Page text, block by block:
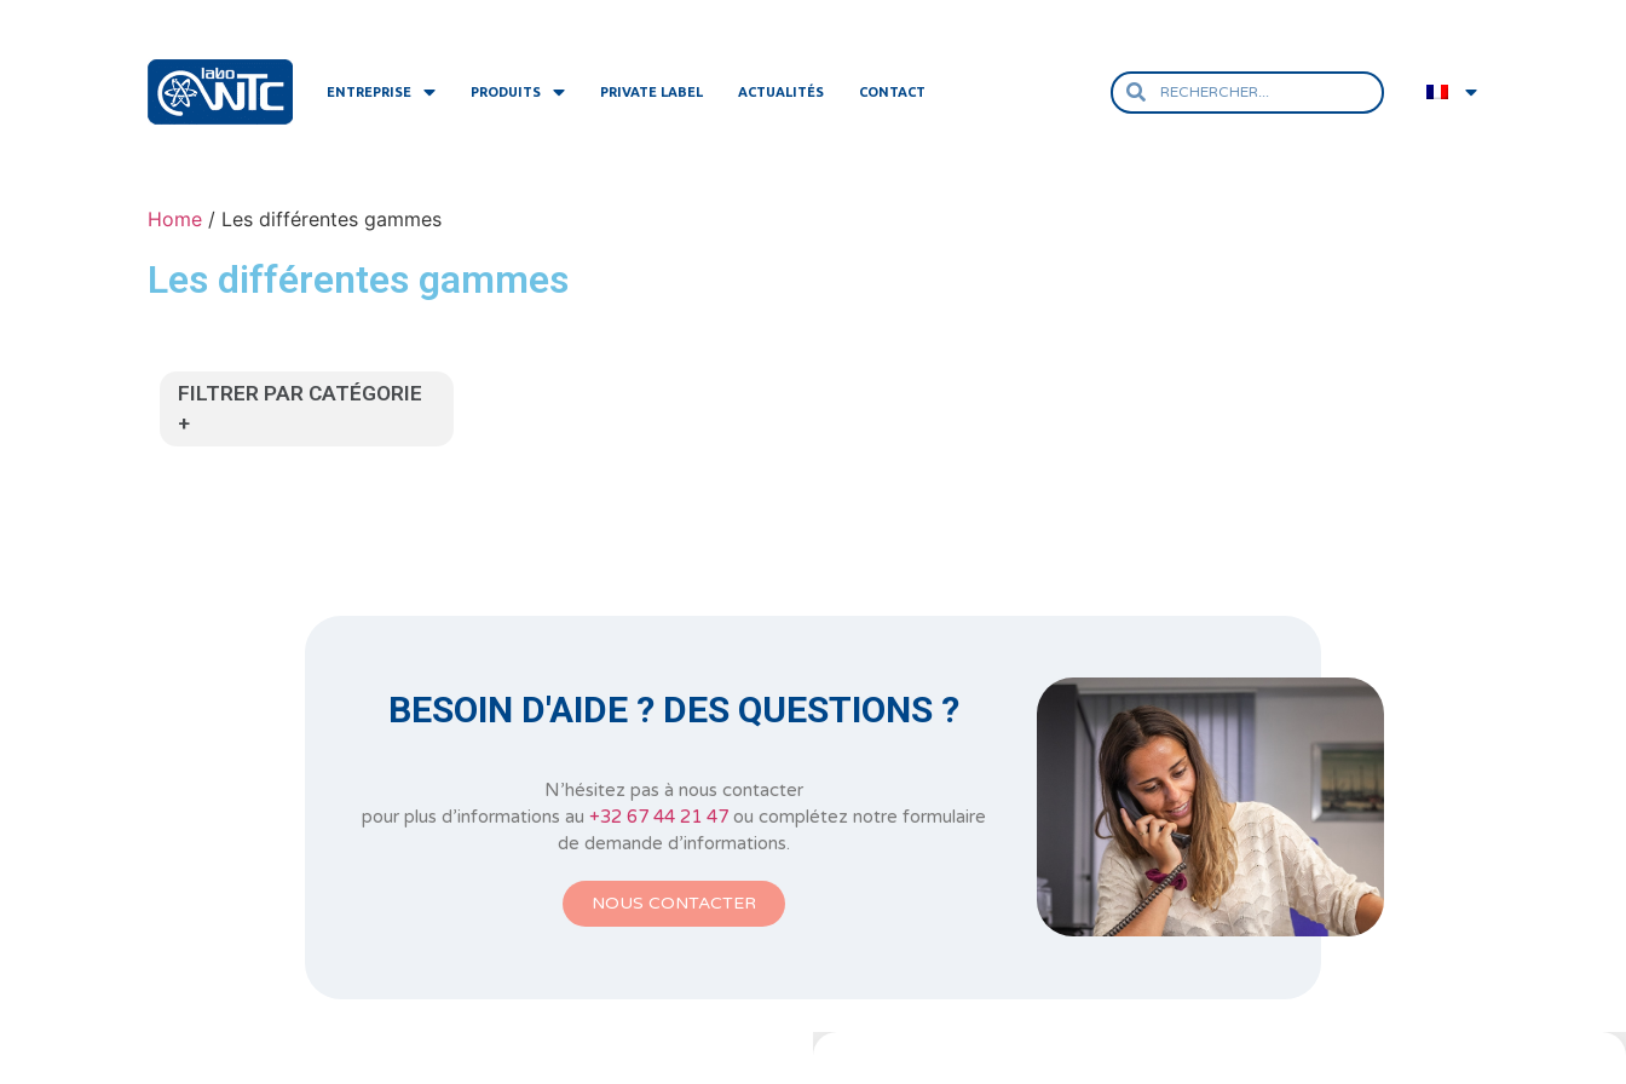
ENTREPRISE PRODUITS PRIVATE LABEL ACTUALITÉS CONTACT
Home / Les différentes gammes
Les différentes gammes
FILTRER PAR CATÉGORIE
+
BESOIN D'AIDE ? DES QUESTIONS ?
N’hésitez pas à nous contacter
pour plus d’informations au +32 67 44 21 47 ou complétez notre formulaire
de demande d’informations.
NOUS CONTACTER